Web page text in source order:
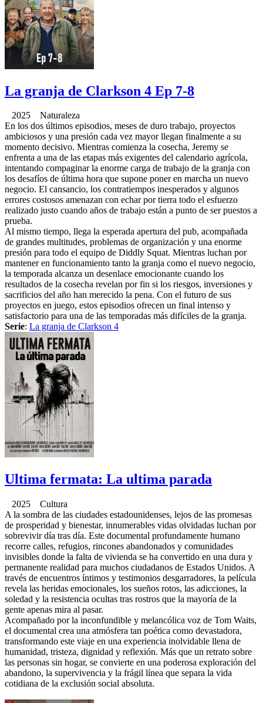
La granja de Clarkson 4 Ep 7-8
2025 Naturaleza
En los dos últimos episodios, meses de duro trabajo, proyectos
ambiciosos y una presión cada vez mayor llegan finalmente a su
momento decisivo. Mientras comienza la cosecha, Jeremy se
enfrenta a una de las etapas más exigentes del calendario agrícola,
intentando compaginar la enorme carga de trabajo de la granja con
los desafíos de última hora que supone poner en marcha un nuevo
negocio. El cansancio, los contratiempos inesperados y algunos
errores costosos amenazan con echar por tierra todo el esfuerzo
realizado justo cuando años de trabajo están a punto de ser puestos a
prueba.
Al mismo tiempo, llega la esperada apertura del pub, acompañada
de grandes multitudes, problemas de organización y una enorme
presión para todo el equipo de Diddly Squat. Mientras luchan por
mantener en funcionamiento tanto la granja como el nuevo negocio,
la temporada alcanza un desenlace emocionante cuando los
resultados de la cosecha revelan por fin si los riesgos, inversiones y
sacrificios del año han merecido la pena. Con el futuro de sus
proyectos en juego, estos episodios ofrecen un final intenso y
satisfactorio para una de las temporadas más difíciles de la granja.
Serie: La granja de Clarkson 4
Ultima fermata: La ultima parada
2025 Cultura
A la sombra de las ciudades estadounidenses, lejos de las promesas
de prosperidad y bienestar, innumerables vidas olvidadas luchan por
sobrevivir día tras día. Este documental profundamente humano
recorre calles, refugios, rincones abandonados y comunidades
invisibles donde la falta de vivienda se ha convertido en una dura y
permanente realidad para muchos ciudadanos de Estados Unidos. A
través de encuentros íntimos y testimonios desgarradores, la película
revela las heridas emocionales, los sueños rotos, las adicciones, la
soledad y la resistencia ocultas tras rostros que la mayoría de la
gente apenas mira al pasar.
Acompañado por la inconfundible y melancólica voz de Tom Waits,
el documental crea una atmósfera tan poética como devastadora,
transformando este viaje en una experiencia inolvidable llena de
humanidad, tristeza, dignidad y reflexión. Más que un retrato sobre
las personas sin hogar, se convierte en una poderosa exploración del
abandono, la supervivencia y la frágil línea que separa la vida
cotidiana de la exclusión social absoluta.